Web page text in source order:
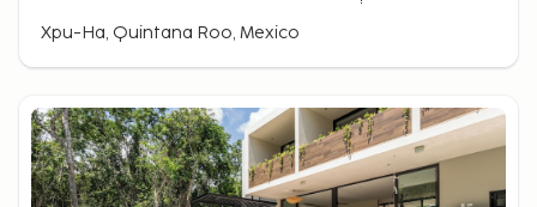
Xpu-Ha, Quintana Roo, Mexico